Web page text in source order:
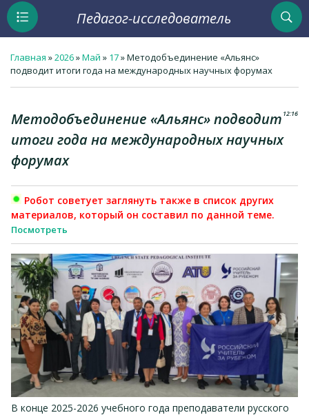
Педагог-исследователь
Главная »2026»Май » 17» Методобъединение «Альянс»
подводит итоги года на международных научных форумах
12:16
Методобъединение «Альянс» подводит
итоги года на международных научных
форумах
Робот советует заглянуть также в список других
материалов, который он составил по данной теме.
Посмотреть
В конце 2025-2026 учебного года преподаватели русского